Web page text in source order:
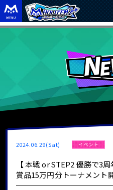
2024.06.29(Sat) イベント
【 本戦 or STEP2 優勝で3
賞品15万円分トーナメント